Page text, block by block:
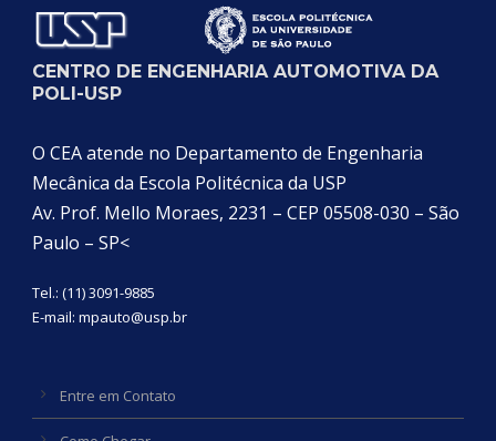
CENTRO DE ENGENHARIA AUTOMOTIVA DA
POLI-USP
O CEA atende no Departamento de Engenharia
Mecânica da Escola Politécnica da USP
Av. Prof. Mello Moraes, 2231 – CEP 05508-030 – São
Paulo – SP<
Tel.: (11) 3091-9885
E-mail: mpauto@usp.br
Entre em Contato